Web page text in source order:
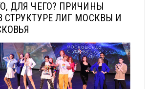
ДЛЯ ЧЕГО? ПРИЧИНЫ
СТРУКТУРЕ ЛИГ МОСКВЫ И